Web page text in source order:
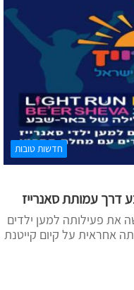
חדשות טובות
דרך עמותת סאנרייז
בשנת 2010, מקדישה את פעילותה למען ילדים
אחראית על קיום קייטנת